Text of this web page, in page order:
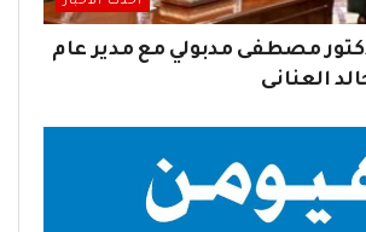
مصطفى مدبولي مع مدير عام
العنانى